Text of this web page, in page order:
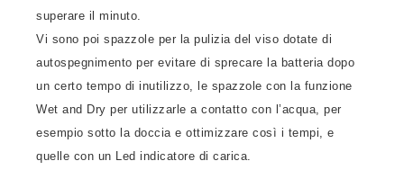
superare il minuto.
Vi sono poi spazzole per la pulizia del viso dotate di
autospegnimento per evitare di sprecare la batteria dopo
un certo tempo di inutilizzo, le spazzole con la funzione
Wet and Dry per utilizzarle a contatto con l’acqua, per
esempio sotto la doccia e ottimizzare così i tempi, e
quelle con un Led indicatore di carica.